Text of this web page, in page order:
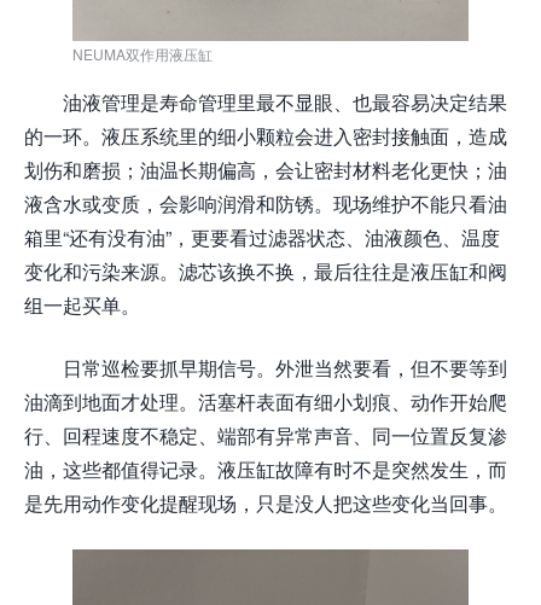
NEUMA双作用液压缸
油液管理是寿命管理里最不显眼、也最容易决定结果
的一环。液压系统里的细小颗粒会进入密封接触面，造成
划伤和磨损；油温长期偏高，会让密封材料老化更快；油
液含水或变质，会影响润滑和防锈。现场维护不能只看油
箱里“还有没有油”，更要看过滤器状态、油液颜色、温度
变化和污染来源。滤芯该换不换，最后往往是液压缸和阀
组一起买单。
日常巡检要抓早期信号。外泄当然要看，但不要等到
油滴到地面才处理。活塞杆表面有细小划痕、动作开始爬
行、回程速度不稳定、端部有异常声音、同一位置反复渗
油，这些都值得记录。液压缸故障有时不是突然发生，而
是先用动作变化提醒现场，只是没人把这些变化当回事。